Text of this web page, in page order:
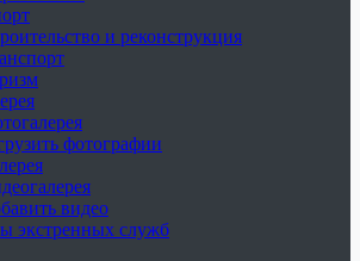
и реконструкция
фотографии
видео
экстренных служб